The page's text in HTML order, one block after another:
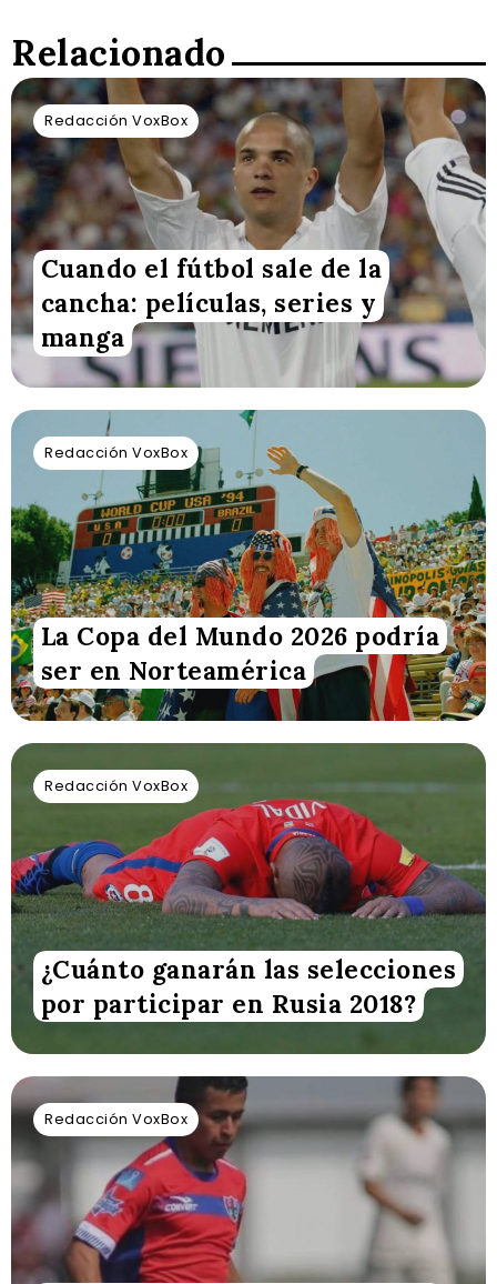
Relacionado
Redacción VoxBox
Cuando el fútbol sale de la
cancha: películas, series y
manga
Redacción VoxBox
La Copa del Mundo 2026 podría
ser en Norteamérica
Redacción VoxBox
¿Cuánto ganarán las selecciones
por participar en Rusia 2018?
Redacción VoxBox